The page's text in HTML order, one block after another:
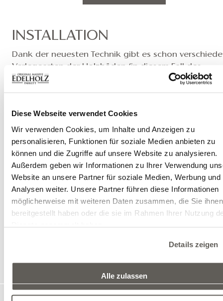
Diese Webseite verwendet Cookies
Wir verwenden Cookies, um Inhalte und Anzeigen zu
personalisieren, Funktionen für soziale Medien anbieten zu
können und die Zugriffe auf unsere Website zu analysieren.
Außerdem geben wir Informationen zu Ihrer Verwendung
Website an unsere Partner für soziale Medien, Werbung und
Analysen weiter. Unsere Partner führen diese Informationen
möglicherweise mit weiteren Daten zusammen, die Sie ihnen
bereitgestellt haben oder die sie im Rahmen Ihrer Nutzung
Details zeigen
Alle zulassen
INSTALLATION
Dank der neuesten Technik gibt es schon
Verlegearten der Holzböden (in diesem Fall des
Fischgrät-Parkettes), außer der traditionellen
schwimmende Verlegung auf Elastilon Strong
Die ideale Lösung wird aber von den im Raum
herrschenden Bedingungen bestimmt, deshalb
empfehlen wir vor der Verlegung eine Konsultation
Experten.
Bitte folgen Sie immer den Anweisungen in der
Verlegeanweisung. Wenn Sie Fragen haben oder
benötigen, wenden Sie sich bitte an uns oder Ihren
Händler.
Verlegeanweisung >
PFLEGEANWEISUNG
Damit der hochwertige Holzboden lange schön